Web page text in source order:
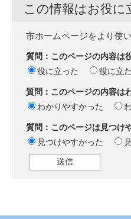
この情報はお役に
市ホームページをより使
質問：このページの内容は
役に立った
役に立
質問：このページの内容は
わかりやすかった
質問：このページは見つけ
見つけやすかった